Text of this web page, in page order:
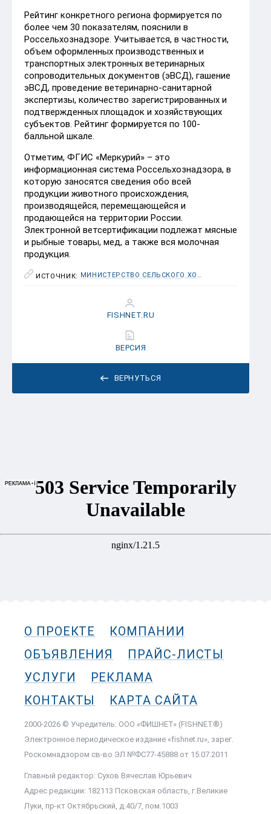
Рейтинг конкретного региона формируется по
более чем 30 показателям, пояснили в
Россельхознадзоре. Учитывается, в частности,
объем оформленных производственных и
транспортных электронных ветеринарных
сопроводительных документов (эВСД), гашение
эВСД, проведение ветеринарно-санитарной
экспертизы, количество зарегистрированных и
подтвержденных площадок и хозяйствующих
субъектов. Рейтинг формируется по 100-
балльной шкале.
Отметим, ФГИС «Меркурий» – это
информационная система Россельхознадзора, в
которую заносятся сведения обо всей
продукции животного происхождения,
производящейся, перемещающейся и
продающейся на территории России.
Электронной ветсертификации подлежат мясные
и рыбные товары, мед, а также вся молочная
продукция.
ИСТОЧНИК: МИНИСТЕРСТВО СЕЛЬСКОГО ХОЗЯЙСТВА РОССИЙСКОЙ ФЕДЕРАЦИИ
ВЕРНУТЬСЯ
FISHNET.RU
ВЕРСИЯ
О ПРОЕКТЕ
КОМПАНИИ
ОБЪЯВЛЕНИЯ
ПРАЙС-ЛИСТЫ
УСЛУГИ
РЕКЛАМА
КОНТАКТЫ
КАРТА САЙТА
2000-2026 © Учредитель: ООО «ФИШНЕТ» (FISHNET®)
Электронное периодическое издание «fishnet.ru», зарег.
Роскомнадзором cв-во ЭЛ №ФС77-45888 от 15.07.2011
Главный редактор: Сухов Вячеслав Юрьевич
Адрес редакции: 182113 Псковская область, г.Великие
Луки, пр-кт Октябрьский, д.40/7, пом.1003